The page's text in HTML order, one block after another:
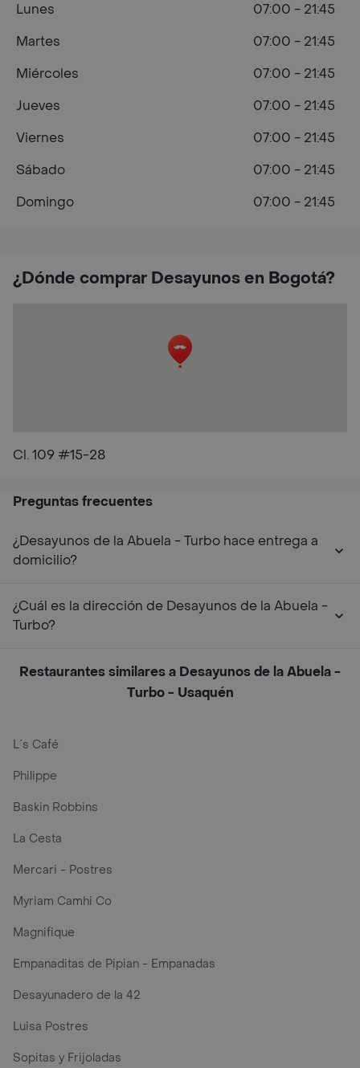
¿Dónde comprar Desayunos en Bogotá?
Cl. 109 #15-28
Lunes
07:00 - 21:45
Martes
07:00 - 21:45
Miércoles
07:00 - 21:45
Jueves
07:00 - 21:45
Viernes
07:00 - 21:45
Sábado
07:00 - 21:45
Domingo
07:00 - 21:45
Preguntas frecuentes
¿Desayunos de la Abuela - Turbo hace entrega a
domicilio?
¿Cuál es la dirección de Desayunos de la Abuela -
Turbo?
Restaurantes similares a Desayunos de la Abuela -
Turbo - Usaquén
L´s Café
Philippe
Baskin Robbins
La Cesta
Mercari - Postres
Myriam Camhi Co
Magnifique
Empanaditas de Pipian - Empanadas
Desayunadero de la 42
Luisa Postres
Sopitas y Frijoladas